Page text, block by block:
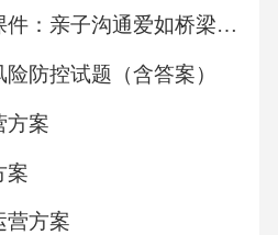
小学主题班会课件：亲子沟通爱如桥梁,合作精神共享成功
防控试题（含答案）
方案
案
营方案